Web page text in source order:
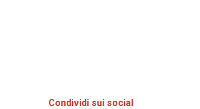
Condividi sui social